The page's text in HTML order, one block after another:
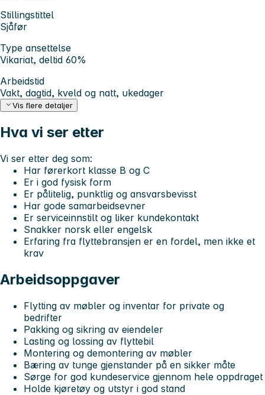
Stillingstittel
Sjåfør
Type ansettelse
Vikariat, deltid 60%
Arbeidstid
Vakt, dagtid, kveld og natt, ukedager
Vis flere detaljer
Hva vi ser etter
Vi ser etter deg som:
Har førerkort klasse B og C
Er i god fysisk form
Er pålitelig, punktlig og ansvarsbevisst
Har gode samarbeidsevner
Er serviceinnstilt og liker kundekontakt
Snakker norsk eller engelsk
Erfaring fra flyttebransjen er en fordel, men ikke et
krav
Arbeidsoppgaver
Flytting av møbler og inventar for private og
bedrifter
Pakking og sikring av eiendeler
Lasting og lossing av flyttebil
Montering og demontering av møbler
Bæring av tunge gjenstander på en sikker måte
Sørge for god kundeservice gjennom hele oppdraget
Holde kjøretøy og utstyr i god stand